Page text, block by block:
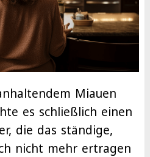
Miauen
es schließlich einen
die das ständige,
nicht mehr ertragen